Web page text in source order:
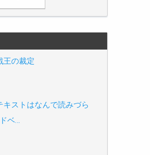
王の裁定
キストはなんで読みづら
ベ…